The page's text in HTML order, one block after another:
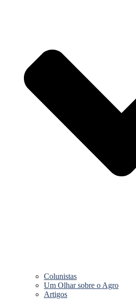
Colunistas
Um Olhar sobre o Agro
Artigos